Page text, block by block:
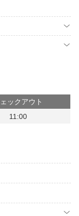
ックアウト
11:00